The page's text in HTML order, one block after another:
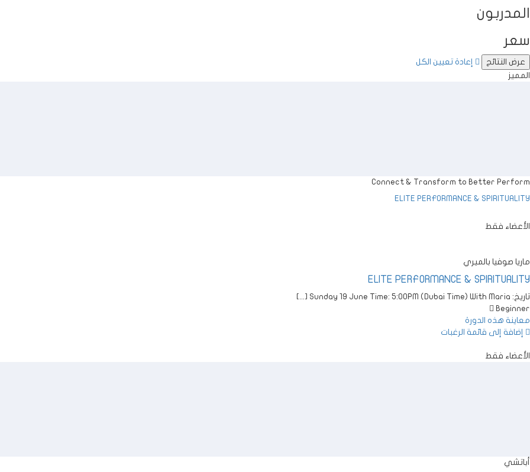
المدربون
سعر
إعادة تعيين الكل
المميز
Connect & Transform to Better Perform
ELITE PERFORMANCE & SPIRITUALITY
الأعضاء فقط
ماريا صوفيا بالميري
ELITE PERFORMANCE & SPIRITUALITY
تاريخ: Sunday 19 June Time: 5:00PM ( Dubai Time) With Maria
[...]
Beginner
معاينة هذه الدورة
إضافة إلى قائمة الرغبات
الأعضاء فقط
أباتشي